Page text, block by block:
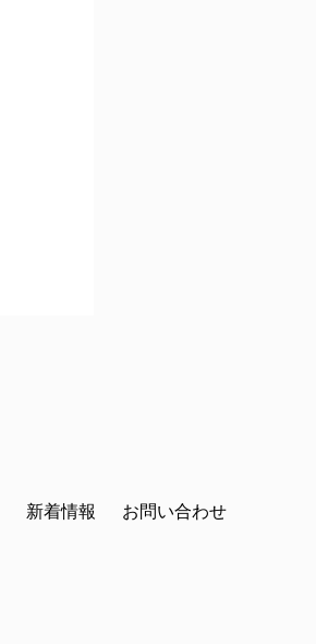
新着情報 お問い合わせ